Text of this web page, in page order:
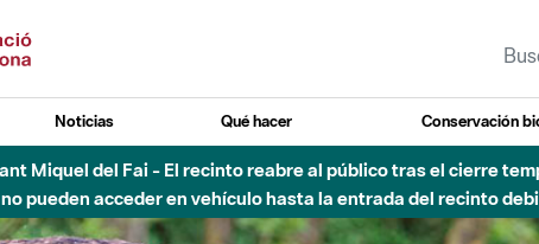
Noticias Qué hacer Conservación
Miquel del Fai - El recinto reabre al público tras el cierre
pueden acceder en vehículo hasta la entrada del recinto